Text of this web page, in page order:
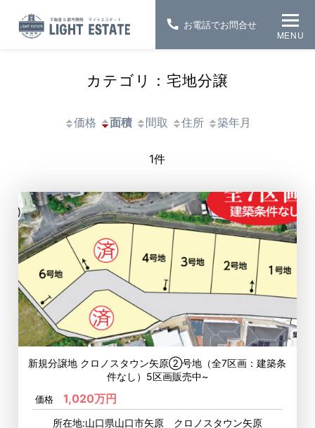
MENU
カテゴリ：宅地分譲
価格 面積 間取 住所 築年月
1件
新規分譲地 クロノスタウン矢原②号地（全7区画：建築条
件なし）5区画販売中~
価格 1,020万円
所在地:山口県山口市矢原 クロノスタウン矢原
お電話でお問合せ